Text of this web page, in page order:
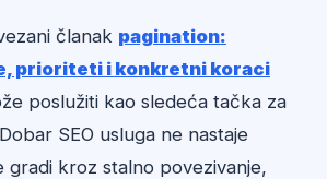
članak pagination:
prioriteti i konkretni koraci
poslužiti kao sledeća tačka za
SEO usluga ne nastaje
gradi kroz stalno povezivanje,